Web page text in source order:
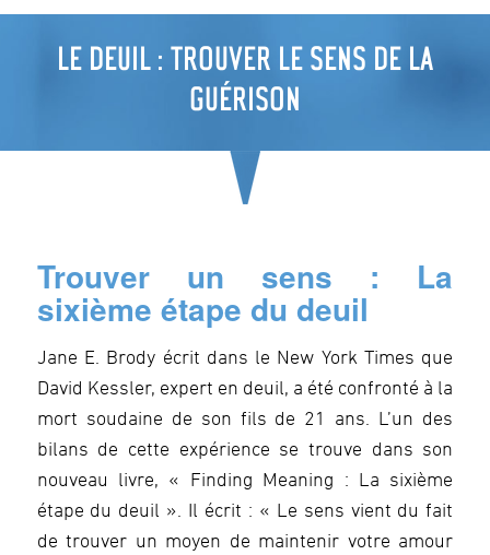
LE DEUIL : TROUVER LE SENS DE LA
GUÉRISON
Trouver un sens : La
sixième étape du deuil
Jane E. Brody écrit dans le New York Times que
David Kessler, expert en deuil, a été confronté à la
mort soudaine de son fils de 21 ans. L’un des
bilans de cette expérience se trouve dans son
nouveau livre, « Finding Meaning : La sixième
étape du deuil ». Il écrit : « Le sens vient du fait
de trouver un moyen de maintenir votre amour